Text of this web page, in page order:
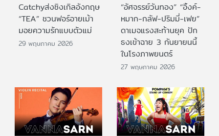
Catchyส่งซิงเกิลอังกฤษ
“TEA” ชวนฟอร์อายเม้า
มอยความรักแบบตัวแม่
29 พฤษภาคม 2026
“อัศจรรย์วันทอง” “อิ้งค์-
หมาก-กลัฟ-ปริมมี่-เฟย”
ดาเมจแรงสะท้านยุค ปัก
ธงเข้าฉาย 3 กันยายนนี้
ในโรงภาพยนตร์
27 พฤษภาคม 2026